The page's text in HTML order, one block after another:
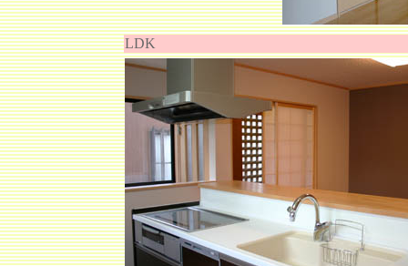
LDK